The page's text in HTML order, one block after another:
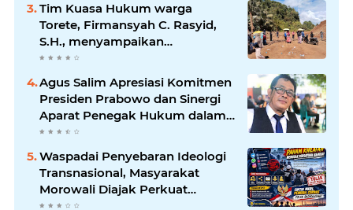
Tim Kuasa Hukum warga
Torete, Firmansyah C. Rasyid,
S.H., menyampaikan
permohonan maaf atas
kesalahpahaman yang
berkembang di ruang publik
Agus Salim Apresiasi Komitmen
Presiden Prabowo dan Sinergi
Aparat Penegak Hukum dalam
Pemberantasan Korupsi
Waspadai Penyebaran Ideologi
Transnasional, Masyarakat
Morowali Diajak Perkuat
Persatuan dan Wawasan